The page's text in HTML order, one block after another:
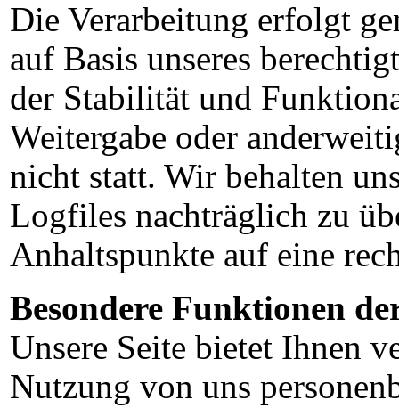
Die Verarbeitung erfolgt
auf Basis unseres
der Stabilität und
Weitergabe oder
nicht statt. Wir behalten
Logfiles nachträglich zu
Anhaltspunkte auf eine
Besondere Funktionen
Unsere Seite bietet Ihnen
Nutzung von uns